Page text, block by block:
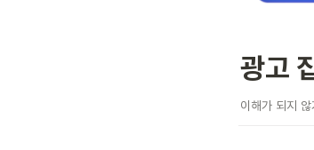
광고
이해가 되지